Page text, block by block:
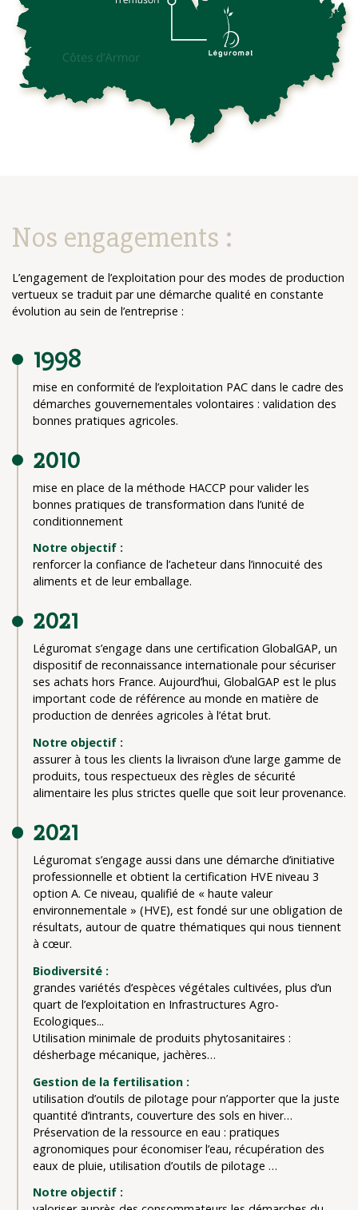
Nos engagements :
L’engagement de l’exploitation pour des modes de production
vertueux se traduit par une démarche qualité en constante
évolution au sein de l’entreprise :
1998
mise en conformité de l’exploitation PAC dans le cadre des
démarches gouvernementales volontaires : validation des
bonnes pratiques agricoles.
2010
mise en place de la méthode HACCP pour valider les
bonnes pratiques de transformation dans l’unité de
conditionnement
Notre objectif :
renforcer la confiance de l’acheteur dans l’innocuité des
aliments et de leur emballage.
2021
Léguromat s’engage dans une certification GlobalGAP, un
dispositif de reconnaissance internationale pour sécuriser
ses achats hors France. Aujourd’hui, GlobalGAP est le plus
important code de référence au monde en matière de
production de denrées agricoles à l’état brut.
Notre objectif :
assurer à tous les clients la livraison d’une large gamme de
produits, tous respectueux des règles de sécurité
alimentaire les plus strictes quelle que soit leur provenance.
2021
Léguromat s’engage aussi dans une démarche d’initiative
professionnelle et obtient la certification HVE niveau 3
option A. Ce niveau, qualifié de « haute valeur
environnementale » (HVE), est fondé sur une obligation de
résultats, autour de quatre thématiques qui nous tiennent
à cœur.
Biodiversité :
grandes variétés d’espèces végétales cultivées, plus d’un
quart de l’exploitation en Infrastructures Agro-
Ecologiques...
Utilisation minimale de produits phytosanitaires :
désherbage mécanique, jachères…
Gestion de la fertilisation :
utilisation d’outils de pilotage pour n’apporter que la juste
quantité d’intrants, couverture des sols en hiver…
Préservation de la ressource en eau : pratiques
agronomiques pour économiser l’eau, récupération des
eaux de pluie, utilisation d’outils de pilotage …
Notre objectif :